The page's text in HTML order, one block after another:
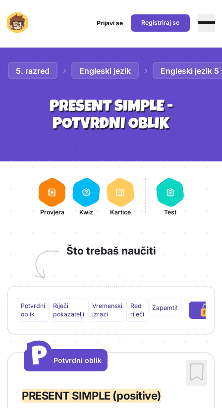
Prijavi se Registriraj se
5. razred Engleski jezik Engleski jezik
PRESENT SIMPLE -
POTVRDNI OBLIK
Aktivnosti lekcije
Provjera Kwiz Kartice Test
Što trebaš naučiti
Potvrdni
oblik
Riječi
pokazatelji
Vremenski
izrazi
Red
riječi
Zapamti!
P
P
Potvrdni oblik
PRESENT SIMPLE (positive)